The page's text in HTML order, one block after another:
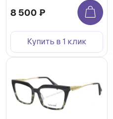
8 500 ₽
Купить в 1 клик